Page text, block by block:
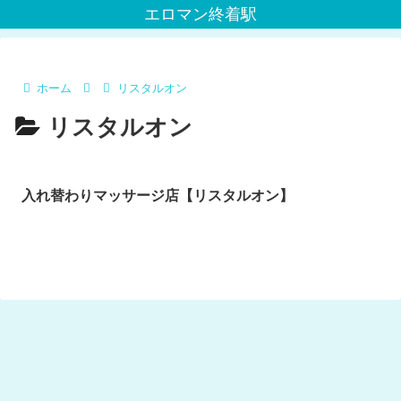
エロマン終着駅
ホーム リスタルオン
リスタルオン
入れ替わりマッサージ店【リスタルオン】